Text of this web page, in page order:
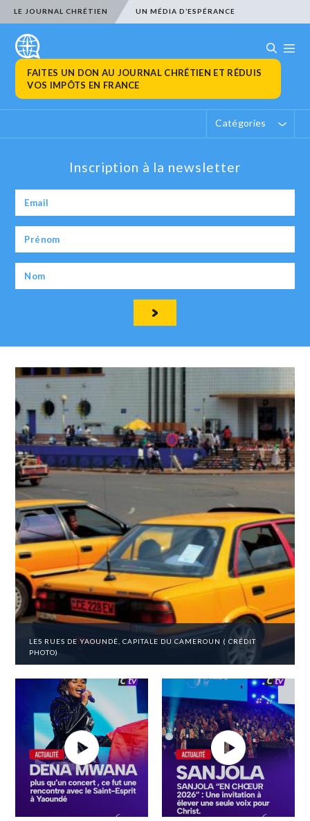
LE JOURNAL CHRÉTIEN UN MÉDIA D’ESPÉRANCE
FAITES UN DON AU JOURNAL CHRÉTIEN ET RÉDUIS
VOS IMPÔTS EN FRANCE
Catégories
Inscription à la newsletter
LES RUES DE YAOUNDÉ, CAPITALE DU CAMEROUN ( CRÉDIT
PHOTO)